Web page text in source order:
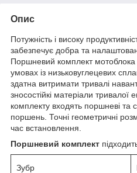
Опис
Потужність і високу
забезпечує добра та
Поршневий комплект мотоблока
умовах із низьковуглецевих
здатна витримати тривалі
зносостійкі матеріали тривалої
комплекту входять поршневі та
поршень. Точні геометричні
час встановлення.
Поршневий комплект
Зубр